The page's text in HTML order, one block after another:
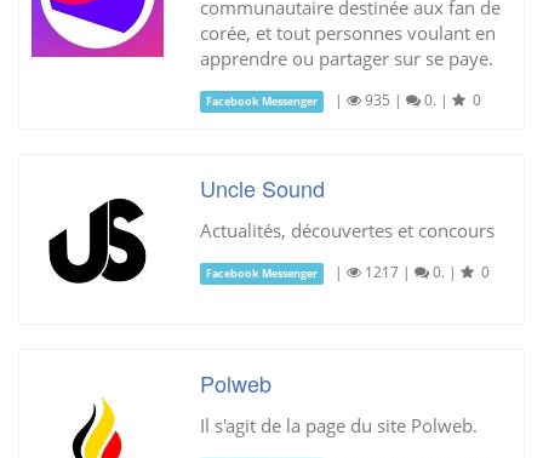
communautaire destinée aux fan de
corée, et tout personnes voulant en
apprendre ou partager sur se paye.
Facebook Messenger | 935 | 0. | 0
Uncle Sound
Actualités, découvertes et concours
Facebook Messenger | 1217 | 0. | 0
Polweb
Il s'agit de la page du site Polweb.